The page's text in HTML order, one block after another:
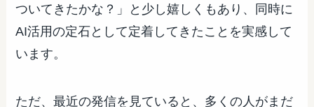
ついてきたかな？」と少し嬉しくもあり、同時に
AI活用の定石として定着してきたことを実感して
います。
ただ、最近の発信を見ていると、多くの人がまだ